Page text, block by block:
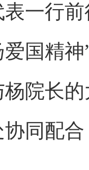
一行
国精
院长
同配